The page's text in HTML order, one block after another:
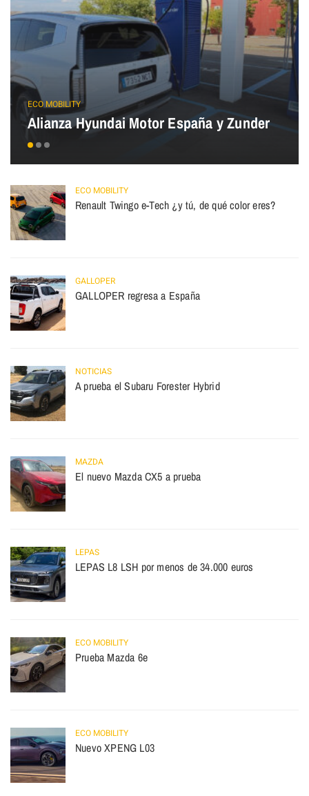
ECO MOBILITY
Alianza Hyundai Motor España y Zunder
ECO MOBILITY
Renault Twingo e-Tech ¿y tú, de qué color eres?
GALLOPER
GALLOPER regresa a España
NOTICIAS
A prueba el Subaru Forester Hybrid
MAZDA
El nuevo Mazda CX5 a prueba
LEPAS
LEPAS L8 LSH por menos de 34.000 euros
ECO MOBILITY
Prueba Mazda 6e
ECO MOBILITY
Nuevo XPENG L03